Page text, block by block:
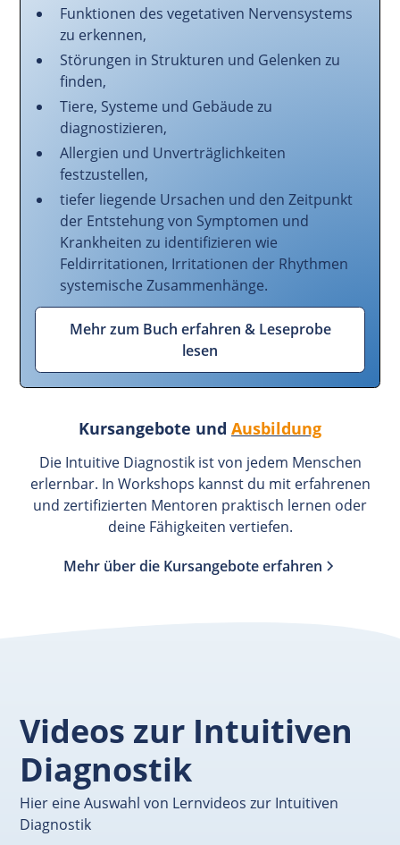
Funktionen des vegetativen Nervensystems
zu erkennen,
Störungen in Strukturen und Gelenken zu
finden,
Tiere, Systeme und Gebäude zu
diagnostizieren,
Allergien und Unverträglichkeiten
festzustellen,
tiefer liegende Ursachen und den Zeitpunkt
der Entstehung von Symptomen und
Krankheiten zu identifizieren wie
Feldirritationen, Irritationen der Rhythmen
systemische Zusammenhänge.
Mehr zum Buch erfahren & Leseprobe
lesen
Kursangebote und Ausbildung
Die Intuitive Diagnostik ist von jedem Menschen
erlernbar. In Workshops kannst du mit erfahrenen
und zertifizierten Mentoren praktisch lernen oder
deine Fähigkeiten vertiefen.
Mehr über die Kursangebote erfahren
Videos zur Intuitiven
Diagnostik
Hier eine Auswahl von Lernvideos zur Intuitiven
Diagnostik